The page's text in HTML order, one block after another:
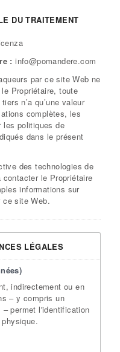
DU TRAITEMENT
: info@pomandere.com
par ce site Web ne
Propriétaire, toute
n’a qu’une valeur
complètes, les
les politiques de
dans le présent
des technologies de
le Propriétaire
informations sur
ce site Web.
LÉGALES
indirectement ou en
– y compris un
– permet l'identification